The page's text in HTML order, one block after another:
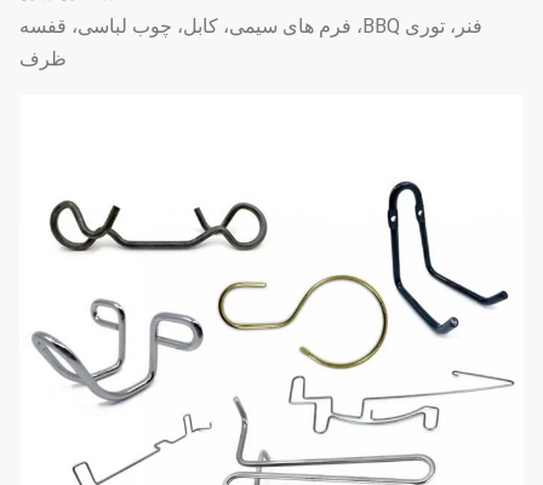
فنر، توری BBQ، فرم های سیمی، کابل، چوب لباسی، قفسه
ظرف